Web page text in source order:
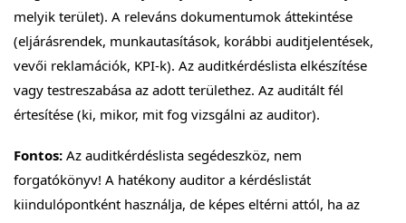
melyik terület). A releváns dokumentumok áttekintése
(eljárásrendek, munkautasítások, korábbi auditjelentések,
vevői reklamációk, KPI-k). Az auditkérdéslista elkészítése
vagy testreszabása az adott területhez. Az auditált fél
értesítése (ki, mikor, mit fog vizsgálni az auditor).
Fontos: Az auditkérdéslista segédeszköz, nem
forgatókönyv! A hatékony auditor a kérdéslistát
kiindulópontként használja, de képes eltérni attól, ha az